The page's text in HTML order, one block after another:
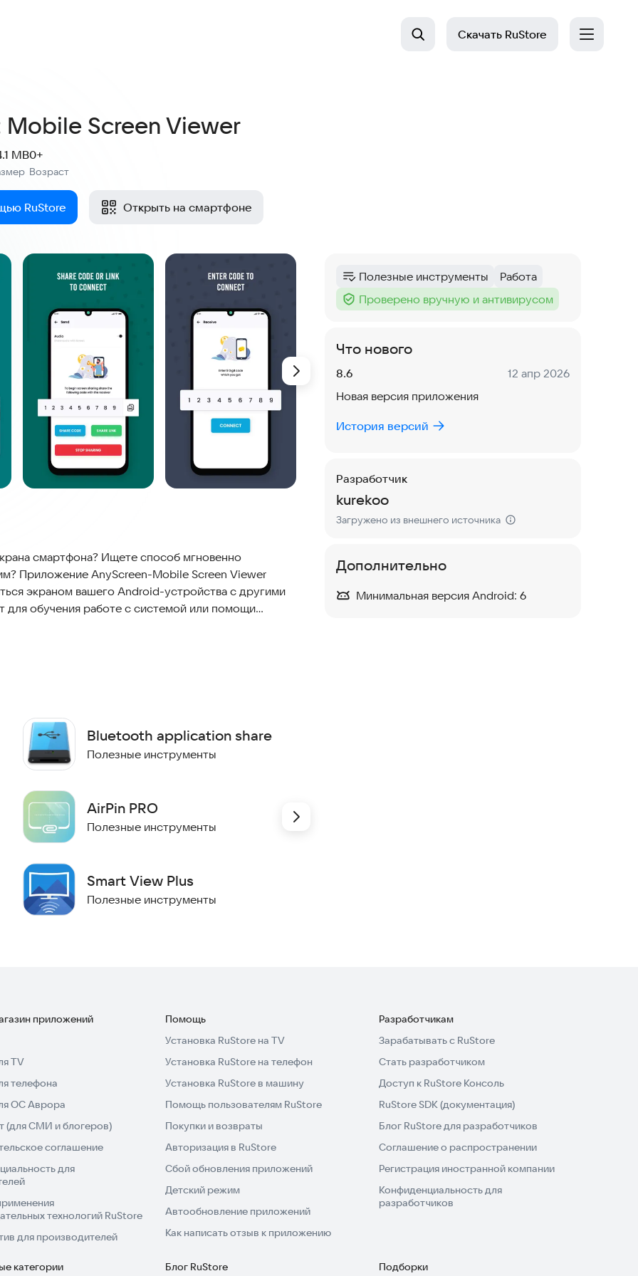
Скачать RuStore
Mobile Screen Viewer
MB
Возраст
0+
RuStore Открыть на смартфоне
смартфона? Ищете способ мгновенно
Приложение AnyScreen-Mobile Screen Viewer
экраном вашего Android-устройства с другими
для обучения работе с системой или помощи
После этого вы получите специальный код,
позволяя транслировать всё, что происходит на
с другими пользователями Android
и семьей
с другими пользователями Android
экраном
в социальных сетях в реальном времени
Bluetooth application share
Полезные инструменты
AirPin PRO
Полезные инструменты
Smart View Plus
Полезные инструменты
Категория:
Полезные инструменты
Тег:
Работа
Тег :
Проверено вручную и антивирусом
Что нового
Версия:
8.6 Дата:
12 апр 2026
Новая версия приложения
История версий
Разработчик
kurekoo
Загружено из внешнего источника
Дополнительно
Минимальная версия Android: 6
приложений
TV
телефона
ОС Аврора
(для СМИ и блогеров)
соглашение
для
технологий RuStore
для производителей
Помощь
Установка RuStore на TV
Установка RuStore на телефон
Установка RuStore в машину
Помощь пользователям RuStore
Покупки и возвраты
Авторизация в RuStore
Сбой обновления приложений
Детский режим
Автообновление приложений
Как написать отзыв к приложению
Разработчикам
Зарабатывать с RuStore
Стать разработчиком
Доступ к RuStore Консоль
RuStore SDK (документация)
Блог RuStore для разработчиков
Соглашение о распространении
Регистрация иностранной компании
Конфиденциальность для
разработчиков
категории Блог RuStore Подборки